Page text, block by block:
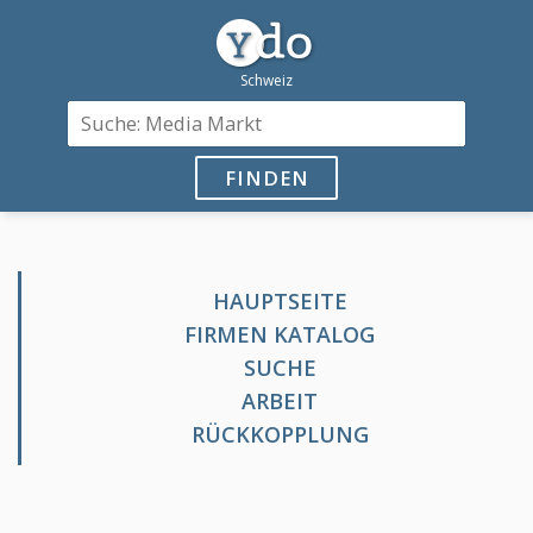
FINDEN
HAUPTSEITE
FIRMEN KATALOG
SUCHE
ARBEIT
RÜCKKOPPLUNG